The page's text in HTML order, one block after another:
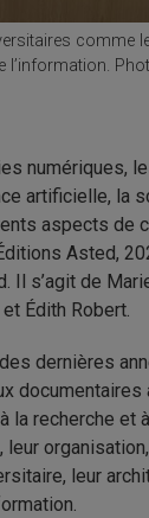
comme
l’information.
numériques,
artificielle, la
aspects de
Asted,
Il s’agit de
Édith Robert.
dernières
documentaires
la recherche et
leur